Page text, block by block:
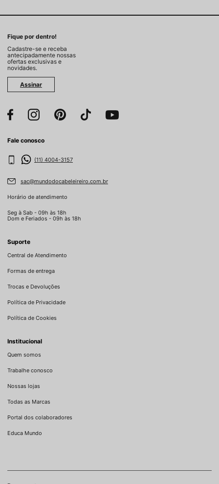
Fique por dentro!
Cadastre-se e receba
antecipadamente nossas
ofertas exclusivas e
novidades.
Assinar
Fale conosco
(11) 4004-3157
sac@mundodocabeleireiro.com.br
Horário de atendimento
Seg à Sab - 09h às 18h
Dom e Feriados - 09h às 18h
Suporte
Central de Atendimento
Formas de entrega
Trocas e Devoluções
Política de Privacidade
Política de Cookies
Institucional
Quem somos
Trabalhe conosco
Nossas lojas
Todas as Marcas
Portal dos colaboradores
Educa Mundo